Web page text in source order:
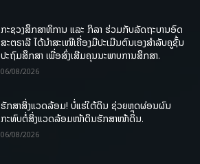
ກະຊວງສຶກສາທິການ ແລະ ກິລາ ຮ່ວມກັບລັດຖະບານອົດ
ສະຕຣາລີ ໄດ້ນຳສະເໜີເຄື່ອງມືປະເມີນຕົນເອງສຳລັບຄູຊັ້ນ
ປະຖົມສຶກສາ ເພື່ອສົ່ງເສີມຄຸນນະພາບການສຶກສາ.
06/08/2026
ຮັກສາສິ່ງແວດລ້ອມ! ບໍ່ແຮ່ໃຕ້ດິນ ຊ່ວຍຫຼຸດຜ່ອນຜົນ
ກະທົບຕໍ່ສິ່ງແວດລ້ອມໜ້າດິນຮັກສາໜ້າດິນ.
06/08/2026